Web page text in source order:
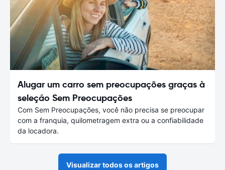
Alugar um carro sem preocupações graças à
seleção Sem Preocupações
Com Sem Preocupações, você não precisa se preocupar
com a franquia, quilometragem extra ou a confiabilidade
da locadora.
Visualizar todos os artigos